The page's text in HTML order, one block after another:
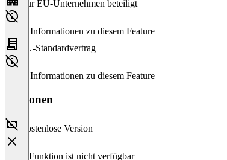
Nur EU-Unternehmen beteiligt
Keine Informationen zu diesem Feature
EU-Standardvertrag
Keine Informationen zu diesem Feature
Versionen
Kostenlose Version
Diese Funktion ist nicht verfügbar